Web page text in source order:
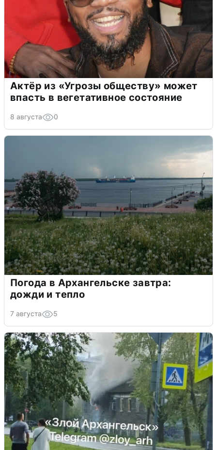
Актёр из «Угрозы обществу» может
впасть в вегетативное состояние
8 августа 0
Погода в Архангельске завтра:
дожди и тепло
7 августа 5